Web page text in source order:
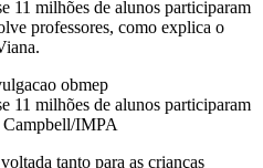
11 milhões de alunos participaram
professores, como explica o
11 milhões de alunos participaram
Campbell/IMPA
tanto para as crianças